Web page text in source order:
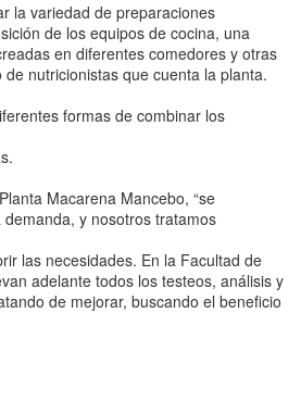
la variedad de preparaciones
de los equipos de cocina, una
en diferentes comedores y otras
nutricionistas que cuenta la planta.
formas de combinar los
Macarena Mancebo, “se
y nosotros tratamos
las necesidades. En la Facultad de
adelante todos los testeos, análisis y
de mejorar, buscando el beneficio